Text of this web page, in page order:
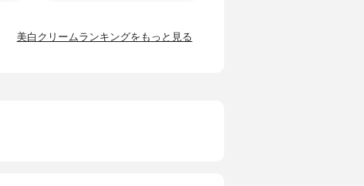
美白クリームランキングをもっと見る